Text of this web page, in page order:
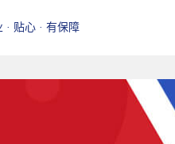
· 贴心 · 有保障